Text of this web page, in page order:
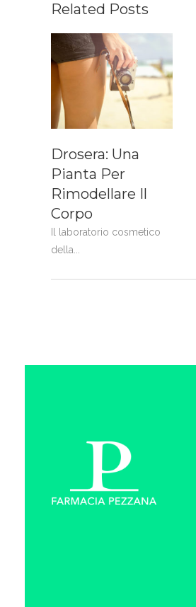
Related Posts
Drosera: Una
Pianta Per
Rimodellare Il
Corpo
Il laboratorio cosmetico
della...